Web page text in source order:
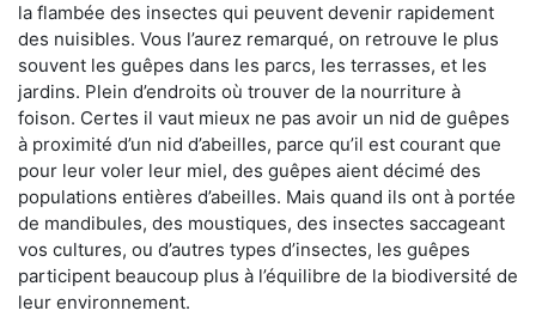
la flambée des insectes qui peuvent devenir rapidement
des nuisibles. Vous l’aurez remarqué, on retrouve le plus
souvent les guêpes dans les parcs, les terrasses, et les
jardins. Plein d’endroits où trouver de la nourriture à
foison. Certes il vaut mieux ne pas avoir un nid de guêpes
à proximité d’un nid d’abeilles, parce qu’il est courant que
pour leur voler leur miel, des guêpes aient décimé des
populations entières d’abeilles. Mais quand ils ont à portée
de mandibules, des moustiques, des insectes saccageant
vos cultures, ou d’autres types d’insectes, les guêpes
participent beaucoup plus à l’équilibre de la biodiversité de
leur environnement.